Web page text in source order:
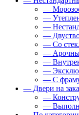
—
—
—
—
— Со
—
—
—
— С
— Двери на
—
—